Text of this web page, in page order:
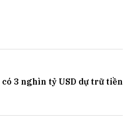
có 3 nghìn tỷ USD dự trữ tiền